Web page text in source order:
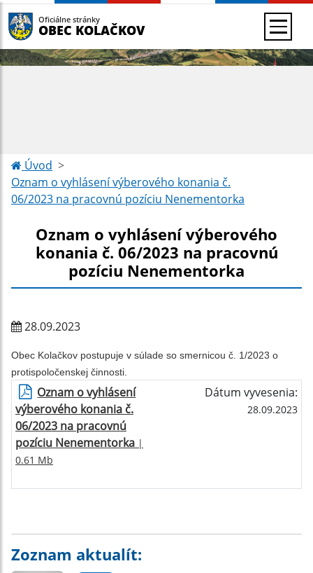
Oficiálne stránky
OBEC KOLAČKOV
Úvod
Oznam o vyhlásení výberového konania č.
06/2023 na pracovnú pozíciu Nenementorka
Oznam o vyhlásení výberového
konania č. 06/2023 na pracovnú
pozíciu Nenementorka
28.09.2023
Obec Kolačkov postupuje v súlade so smernicou č. 1/2023 o
protispoločenskej činnosti.
Oznam o vyhlásení
výberového konania č.
06/2023 na pracovnú
pozíciu Nenementorka |
0.61 Mb
Dátum vyvesenia:
28.09.2023
Zoznam aktualít: